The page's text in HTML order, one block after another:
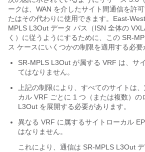
ークは、WAN を介したサイト間通信を許
たはその代わりに使用できます。East-
MPLS L3Out データ パス（ISN 全体の
く）に従うようにするために、この SR-
ス ケースにいくつかの制限を適用する必要
SR-MPLS L3Out が属する VRF は、サ
てはなりません。
上記の制限により、すべてのサイトは
カル VRF ごとに 1 つ（または複数）の
L3Out を展開する必要があります。
異なる VRF に属するサイトローカル
はなりません。
これにより、通信は SR-MPLS L3Out